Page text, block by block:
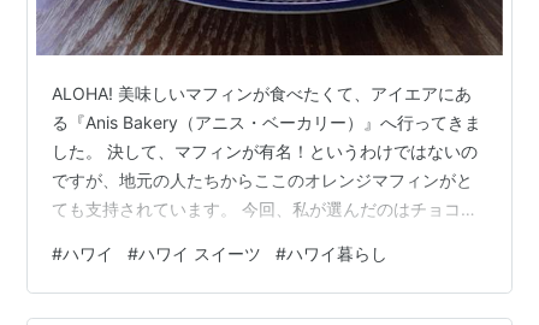
ALOHA! 美味しいマフィンが食べたくて、アイエアにあ
る『Anis Bakery（アニス・ベーカリー）』へ行ってきま
した。 決して、マフィンが有名！というわけではないの
ですが、地元の人たちからここのオレンジマフィンがと
ても支持されています。 今回、私が選んだのはチョコチ
マフィン。 他にもパイやスイートブレッドなどもあり品
揃えが豊富でした。 そして、今回初めて気付いたのです
#ハワイ #ハワイ スイーツ #ハワイ暮らし